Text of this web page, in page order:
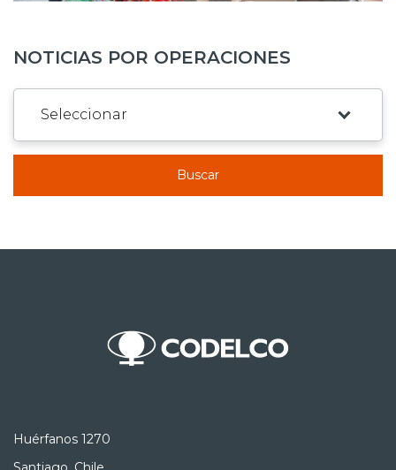
NOTICIAS POR OPERACIONES
Buscar
Huérfanos 1270